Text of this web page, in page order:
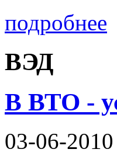
подробнее
ВЭД
В ВТО -
03-06-2010